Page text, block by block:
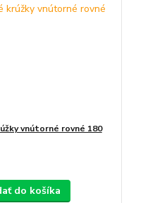
vnútorné rovné 180
do košíka